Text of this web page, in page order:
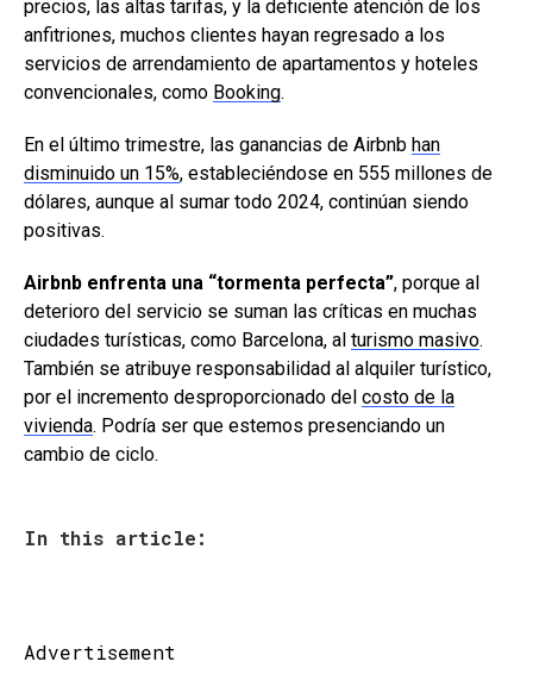
precios, las altas tarifas, y la deficiente atención de los
anfitriones, muchos clientes hayan regresado a los
servicios de arrendamiento de apartamentos y hoteles
convencionales, como Booking.
En el último trimestre, las ganancias de Airbnb han
disminuido un 15%, estableciéndose en 555 millones de
dólares, aunque al sumar todo 2024, continúan siendo
positivas.
Airbnb enfrenta una “tormenta perfecta”, porque al
deterioro del servicio se suman las críticas en muchas
ciudades turísticas, como Barcelona, al turismo masivo.
También se atribuye responsabilidad al alquiler turístico,
por el incremento desproporcionado del costo de la
vivienda. Podría ser que estemos presenciando un
cambio de ciclo.
In this article:
Advertisement